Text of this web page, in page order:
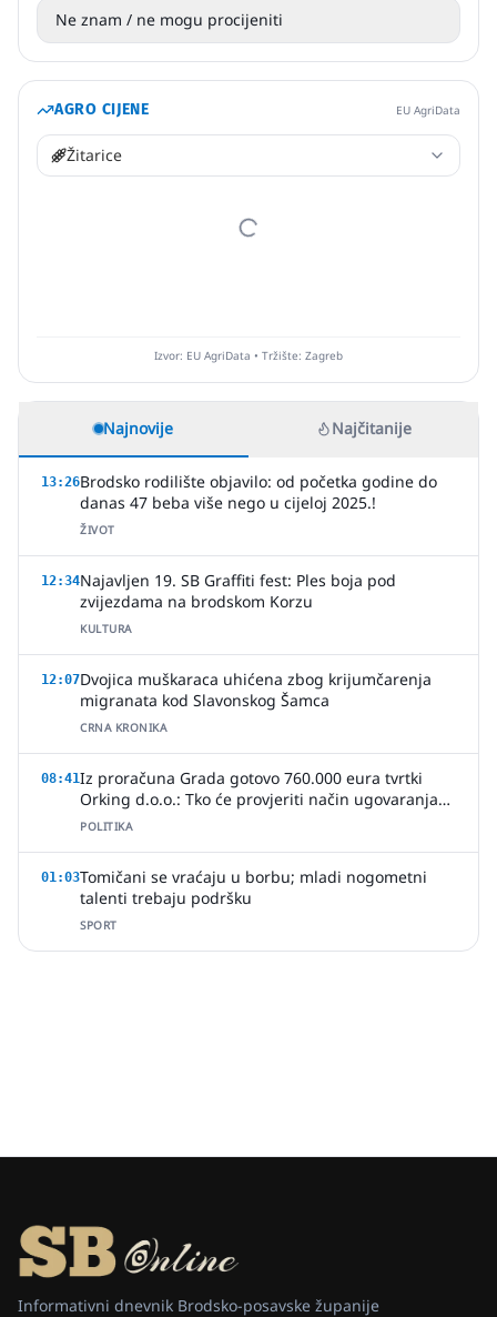
Ne znam / ne mogu procijeniti
AGRO CIJENE EU AgriData
Žitarice
Izvor: EU AgriData • Tržište: Zagreb
Najnovije Najčitanije
13:26Brodsko rodilište objavilo: od početka godine do
danas 47 beba više nego u cijeloj 2025.!
ŽIVOT
12:34Najavljen 19. SB Graffiti fest: Ples boja pod
zvijezdama na brodskom Korzu
KULTURA
12:07Dvojica muškaraca uhićena zbog krijumčarenja
migranata kod Slavonskog Šamca
CRNA KRONIKA
08:41Iz proračuna Grada gotovo 760.000 eura tvrtki
Orking d.o.o.: Tko će provjeriti način ugovaranja
poslova?
POLITIKA
01:03Tomičani se vraćaju u borbu; mladi nogometni
talenti trebaju podršku
SPORT
Informativni dnevnik Brodsko-posavske županije